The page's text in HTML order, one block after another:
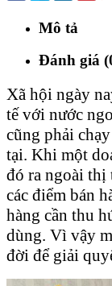
Mô tả
Đánh giá
Xã hội ngày
tế với nước
cũng phải
tại. Khi một
đó ra ngoài thị
các điểm bán
hàng cần thu
dùng. Vì vậy
đời để giải